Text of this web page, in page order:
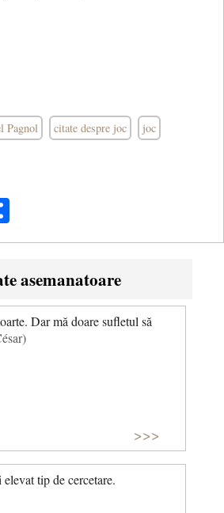
Pagnol citate despre joc joc
asemanatoare
Dar mă doare sufletul să
>>>
tip de cercetare.